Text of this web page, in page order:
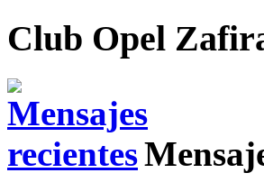
Club Opel